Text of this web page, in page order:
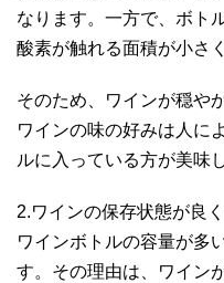
なります。一方で、ボト
酸素が触れる面積が小さ
そのため、ワインが穏や
ワインの味の好みは人に
ルに入っている方が美味
2.ワインの保存状態が良
ワインボトルの容量が多
す。その理由は、ワイン